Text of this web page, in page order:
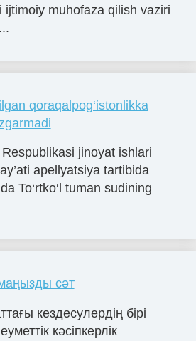
ijtimoiy muhofaza qilish vaziri
qoraqalpog‘istonlikka
Respublikasi jinoyat ishlari
apellyatsiya tartibida
To‘rtko‘l tuman sudining
сәт
кездесулердің бірі
кәсіпкерлік